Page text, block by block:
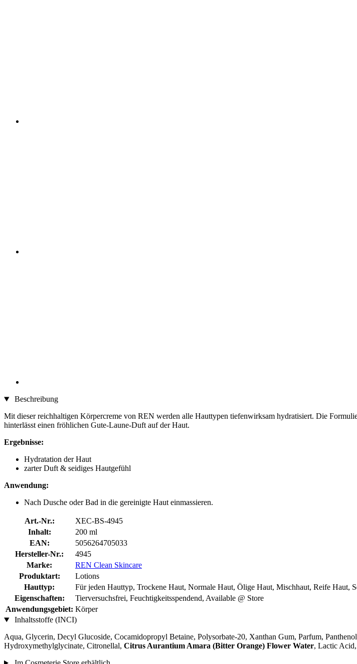
Beschreibung
Mit dieser reichhaltigen Körpercreme von REN werden alle Hauttypen tiefenwirksam hydratisiert. Die
hinterlässt einen fröhlichen Gute-Laune-Duft auf der Haut.
Ergebnisse:
Hydratation der Haut
zarter Duft & seidiges Hautgefühl
Anwendung:
Nach Dusche oder Bad in die gereinigte Haut einmassieren.
Art.-Nr.:
XEC-BS-4945
Inhalt:
200 ml
EAN:
5056264705033
Hersteller-Nr.:
4945
Marke:
REN Clean Skincare
Produktart:
Lotions
Hauttyp:
Für jeden Hauttyp, Trockene Haut, Normale Haut, Ölige Haut, Mischhaut, Reife Haut,
Eigenschaften:
Tierversuchsfrei, Feuchtigkeitsspendend, Available @ Store
Anwendungsgebiet: Körper
Inhaltsstoffe (INCI)
Aqua, Glycerin, Decyl Glucoside, Cocamidopropyl Betaine, Polysorbate-20, Xanthan Gum, Parfum,
Hydroxymethylglycinate, Citronellal, Citrus Aurantium Amara (Bitter Orange) Flower Water, Lactic